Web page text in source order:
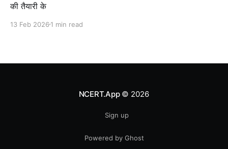
की तैयारी के
13 Feb 2026 1 min read
NCERT.App© 2026
Sign up
Powered by Ghost